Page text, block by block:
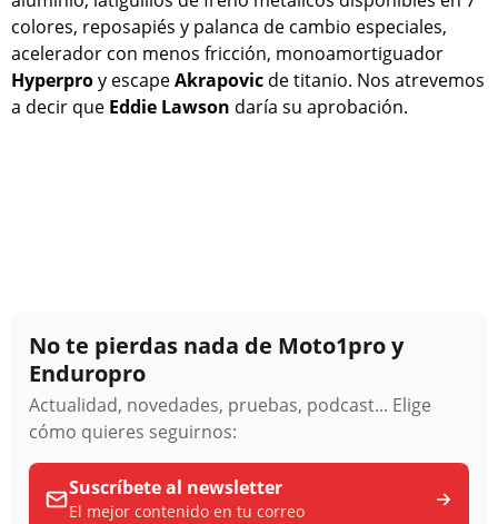
colores, reposapiés y palanca de cambio especiales,
acelerador con menos fricción, monoamortiguador
Hyperproy escapeAkrapovic de titanio. Nos atrevemos
a decir que Eddie Lawson daría su aprobación.
No te pierdas nada de Moto1pro y
Enduropro
Actualidad, novedades, pruebas, podcast... Elige
cómo quieres seguirnos:
Suscríbete al newsletter
El mejor contenido en tu correo